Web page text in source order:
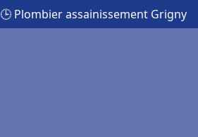
🕒 Plombier assainissement Grigny